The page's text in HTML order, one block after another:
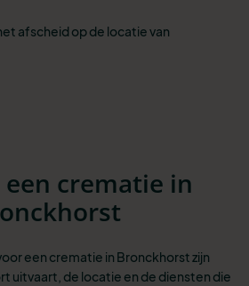
afscheid op de locatie van
crematie in
een crematie in Bronckhorst zijn
uitvaart, de locatie en de diensten die